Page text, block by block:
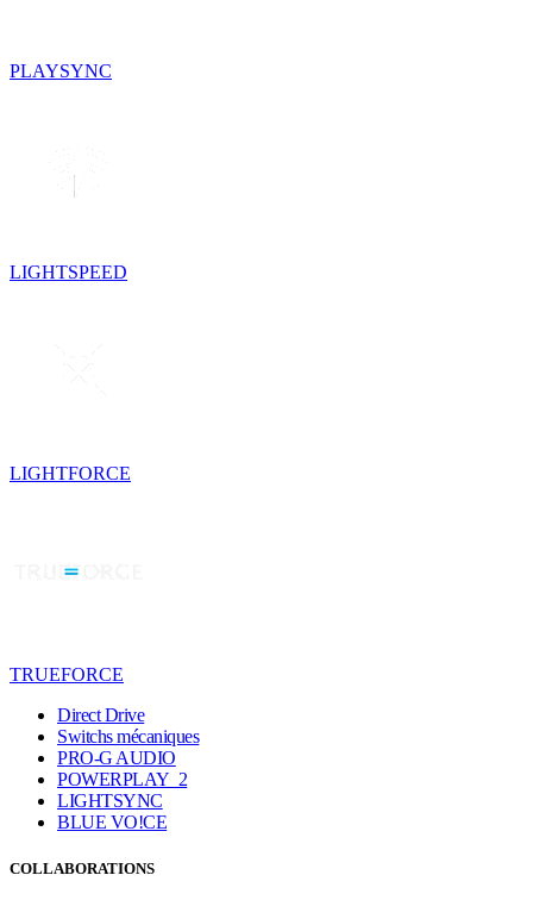
PLAYSYNC
LIGHTSPEED
LIGHTFORCE
TRUEFORCE
Direct Drive
Switchs mécaniques
PRO-G AUDIO
POWERPLAY 2
LIGHTSYNC
BLUE VO!CE
COLLABORATIONS